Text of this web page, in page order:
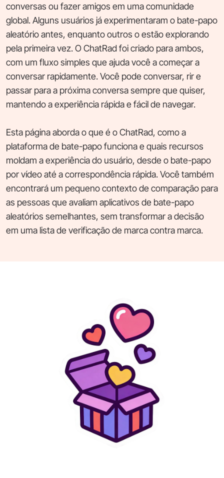
conversas ou fazer amigos em uma comunidade
global. Alguns usuários já experimentaram o bate-papo
aleatório antes, enquanto outros o estão explorando
pela primeira vez. O ChatRad foi criado para ambos,
com um fluxo simples que ajuda você a começar a
conversar rapidamente. Você pode conversar, rir e
passar para a próxima conversa sempre que quiser,
mantendo a experiência rápida e fácil de navegar.
Esta página aborda o que é o ChatRad, como a
plataforma de bate-papo funciona e quais recursos
moldam a experiência do usuário, desde o bate-papo
por vídeo até a correspondência rápida. Você também
encontrará um pequeno contexto de comparação para
as pessoas que avaliam aplicativos de bate-papo
aleatórios semelhantes, sem transformar a decisão
em uma lista de verificação de marca contra marca.